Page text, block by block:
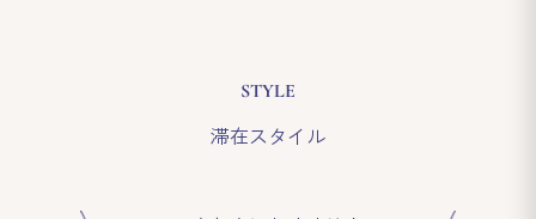
STYLE
滞在スタイル